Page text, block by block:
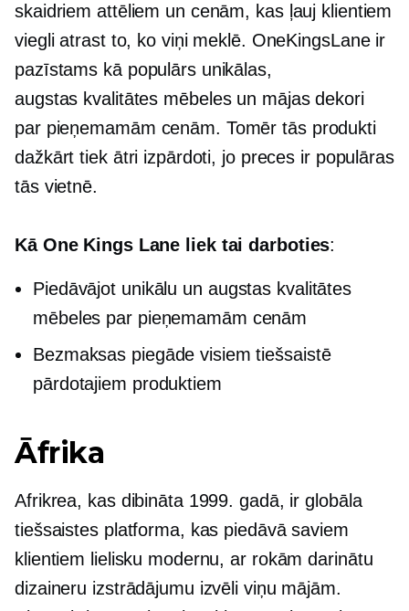
skaidriem attēliem un cenām, kas ļauj klientiem
viegli atrast to, ko viņi meklē. OneKingsLane ir
pazīstams kā populārs unikālas,
augstas kvalitātes mēbeles un mājas dekori
par pieņemamām cenām. Tomēr tās produkti
dažkārt tiek ātri izpārdoti, jo preces ir populāras
tās vietnē.
Kā One Kings Lane liek tai darboties:
Piedāvājot unikālu un augstas kvalitātes
mēbeles par pieņemamām cenām
Bezmaksas piegāde visiem tiešsaistē
pārdotajiem produktiem
Āfrika
Afrikrea, kas dibināta 1999. gadā, ir globāla
tiešsaistes platforma, kas piedāvā saviem
klientiem lielisku modernu, ar rokām darinātu
dizaineru izstrādājumu izvēli viņu mājām.